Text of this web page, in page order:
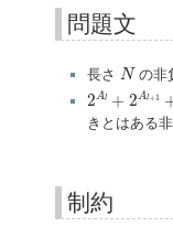
問題文
長さ N
Nの非
2 Al + 2 Al+1
A l+
きとはある
制約